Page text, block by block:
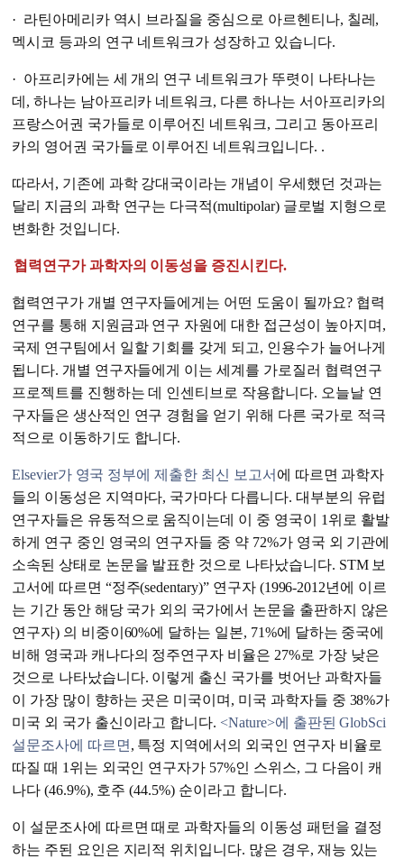
· 라틴아메리카 역시 브라질을 중심으로 아르헨티나, 칠레,
멕시코 등과의 연구 네트워크가 성장하고 있습니다.
· 아프리카에는 세 개의 연구 네트워크가 뚜렷이 나타나는
데, 하나는 남아프리카 네트워크, 다른 하나는 서아프리카의
프랑스어권 국가들로 이루어진 네트워크, 그리고 동아프리
카의 영어권 국가들로 이루어진 네트워크입니다. .
따라서, 기존에 과학 강대국이라는 개념이 우세했던 것과는
달리 지금의 과학 연구는 다극적(multipolar) 글로벌 지형으로
변화한 것입니다.
협력연구가 과학자의 이동성을 증진시킨다.
협력연구가 개별 연구자들에게는 어떤 도움이 될까요? 협력
연구를 통해 지원금과 연구 자원에 대한 접근성이 높아지며,
국제 연구팀에서 일할 기회를 갖게 되고, 인용수가 늘어나게
됩니다. 개별 연구자들에게 이는 세계를 가로질러 협력연구
프로젝트를 진행하는 데 인센티브로 작용합니다. 오늘날 연
구자들은 생산적인 연구 경험을 얻기 위해 다른 국가로 적극
적으로 이동하기도 합니다.
Elsevier가 영국 정부에 제출한 최신 보고서 에 따르면 과학자
들의 이동성은 지역마다, 국가마다 다릅니다. 대부분의 유럽
연구자들은 유동적으로 움직이는데 이 중 영국이 1위로 활발
하게 연구 중인 영국의 연구자들 중 약 72%가 영국 외 기관에
소속된 상태로 논문을 발표한 것으로 나타났습니다. STM 보
고서에 따르면 “정주(sedentary)” 연구자 (1996-2012년에 이르
는 기간 동안 해당 국가 외의 국가에서 논문을 출판하지 않은
연구자) 의 비중이60%에 달하는 일본, 71%에 달하는 중국에
비해 영국과 캐나다의 정주연구자 비율은 27%로 가장 낮은
것으로 나타났습니다. 이렇게 출신 국가를 벗어난 과학자들
이 가장 많이 향하는 곳은 미국이며, 미국 과학자들 중 38%가
미국 외 국가 출신이라고 합니다. <Nature>에 출판된 GlobSci
설문조사에 따르면 , 특정 지역에서의 외국인 연구자 비율로
따질 때 1위는 외국인 연구자가 57%인 스위스, 그 다음이 캐
나다 (46.9%), 호주 (44.5%) 순이라고 합니다.
이 설문조사에 따르면 때로 과학자들의 이동성 패턴을 결정
하는 주된 요인은 지리적 위치입니다. 많은 경우, 재능 있는